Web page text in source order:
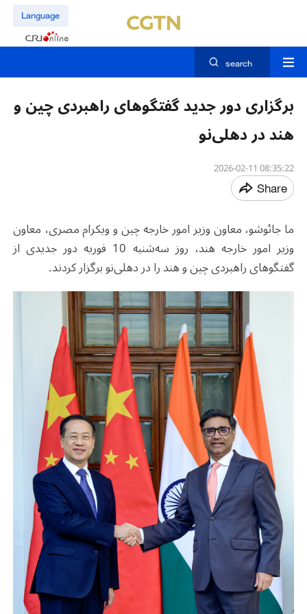
Language
search
برگزاری دور جدید گفتگوهای راهبردی چین و
هند در دهلی‌نو
08:35:22 2026-02-11
Share
ما جائوشو، معاون وزیر امور خارجه چین و ویکرام مصری، معاون
وزیر امور خارجه هند، روز سه‌شنبه 10 فوریه دور جدیدی از
گفتگوهای راهبردی چین و هند را در دهلی‌نو برگزار کردند.